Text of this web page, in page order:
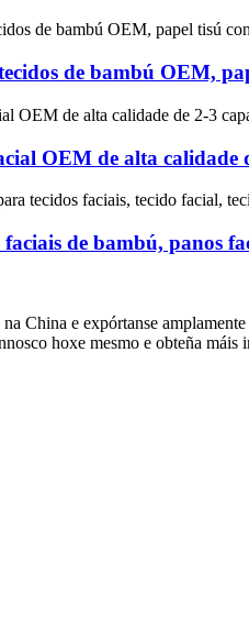
de bambú OEM,
OEM de alta calidade
de bambú, panos
China e expórtanse
hoxe mesmo e obteña